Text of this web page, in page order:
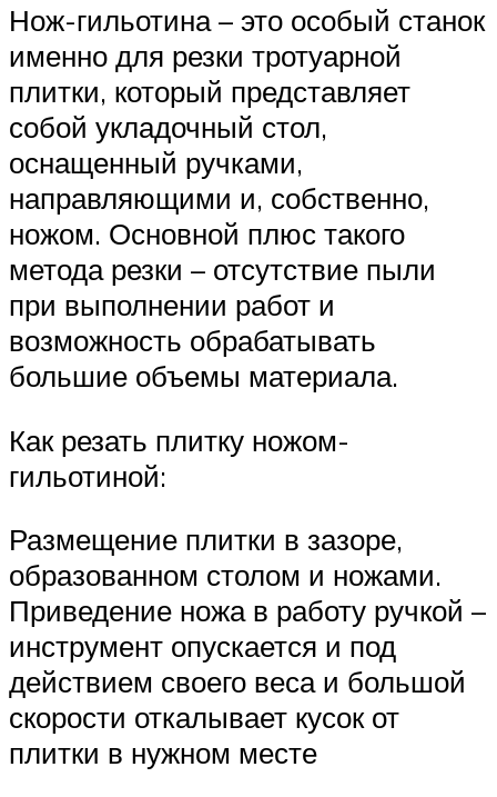
Нож-гильотина – это особый станок
именно для резки тротуарной
плитки, который представляет
собой укладочный стол,
оснащенный ручками,
направляющими и, собственно,
ножом. Основной плюс такого
метода резки – отсутствие пыли
при выполнении работ и
возможность обрабатывать
большие объемы материала.
Как резать плитку ножом-
гильотиной:
Размещение плитки в зазоре,
образованном столом и ножами.
Приведение ножа в работу ручкой –
инструмент опускается и под
действием своего веса и большой
скорости откалывает кусок от
плитки в нужном месте